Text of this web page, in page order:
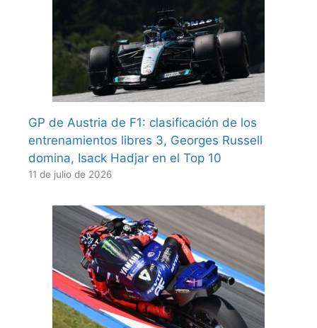
GP de Austria de F1: clasificación de los
entrenamientos libres 3, Georges Russell
domina, Isack Hadjar en el Top 10
11 de julio de 2026